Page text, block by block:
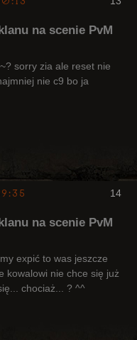
na scenie PvM
sorry zia ale reset nie
nie c9 bo ja
14
na scenie PvM
expić to was jeszcze
kowalowi nie chce się już
chociaż... ? ^^